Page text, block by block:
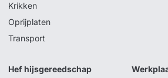
Krikken
Oprijplaten
Transport
Hef hijsgereedschap